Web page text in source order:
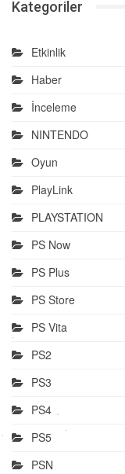
Kategoriler
Etkinlik
Haber
İnceleme
NINTENDO
Oyun
PlayLink
PLAYSTATION
PS Now
PS Plus
PS Store
PS Vita
PS2
PS3
PS4
PS5
PSN